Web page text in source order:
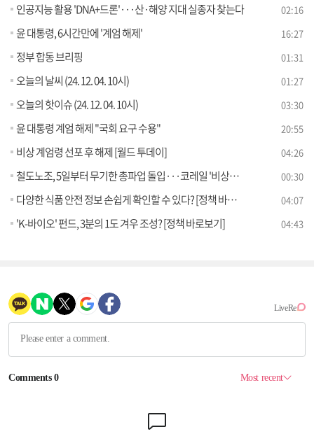
인공지능 활용 'DNA+드론'···산·해양 지대 실종자 찾는다 02:16
윤 대통령, 6시간만에 '계엄 해제' 16:27
정부 합동 브리핑 01:31
오늘의 날씨 (24. 12. 04. 10시) 01:27
오늘의 핫이슈 (24. 12. 04. 10시) 03:30
윤 대통령 계엄 해제 "국회 요구 수용" 20:55
비상 계엄령 선포 후 해제 [월드 투데이] 04:26
철도노조, 5일부터 무기한 총파업 돌입···코레일 '비상체제' 00:30
다양한 식품 안전 정보 손쉽게 확인할 수 있다? [정책 바로보기] 04:07
'K-바이오' 펀드, 3분의 1도 겨우 조성? [정책 바로보기] 04:43